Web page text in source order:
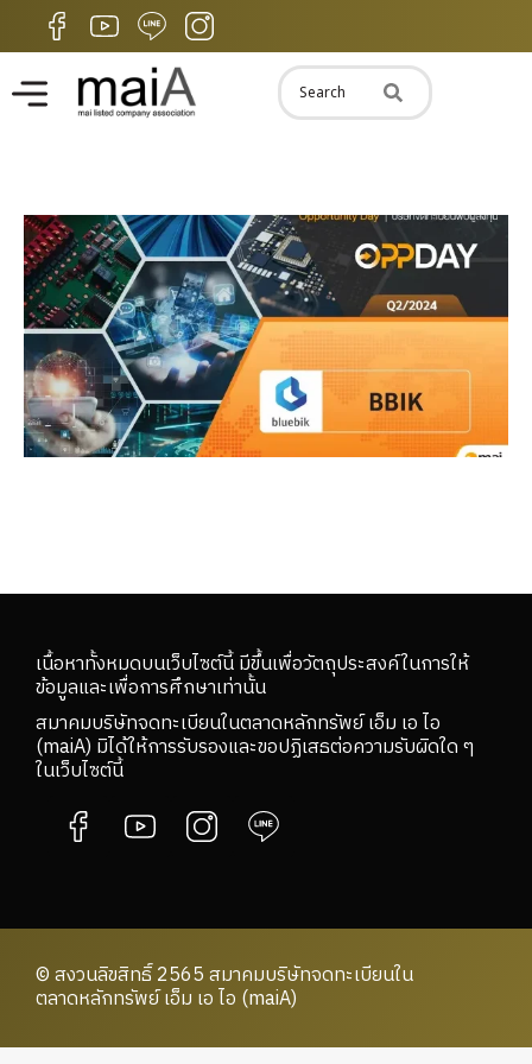
เนื้อหาทั้งหมดบนเว็บไซต์นี้ มีขึ้นเพื่อวัตถุประสงค์ในการให้
ข้อมูลและเพื่อการศึกษาเท่านั้น
สมาคมบริษัทจดทะเบียนในตลาดหลักทรัพย์ เอ็ม เอ ไอ
(maiA) มิได้ให้การรับรองและขอปฏิเสธต่อความรับผิดใด ๆ
ในเว็บไซต์นี้
© สงวนลิขสิทธิ์ 2565 สมาคมบริษัทจดทะเบียนใน
ตลาดหลักทรัพย์ เอ็ม เอ ไอ (maiA)